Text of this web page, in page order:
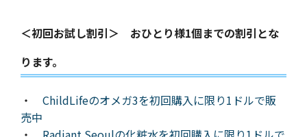
＜初回お試し割引＞ おひとり様1個までの割引とな
ります。
・ ChildLifeのオメガ3を初回購入に限り1ドルで販
売中